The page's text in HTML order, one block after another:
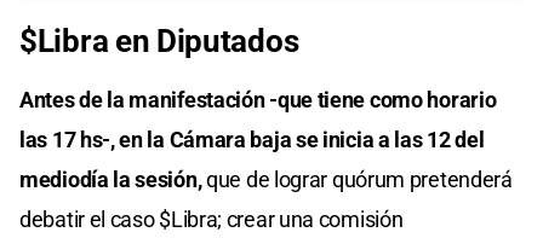
$Libra en Diputados
Antes de la manifestación -que tiene como horario
las 17 hs-, en la Cámara baja se inicia a las 12 del
mediodía la sesión,que de lograr quórum pretenderá
debatir el caso $Libra; crear una comisión